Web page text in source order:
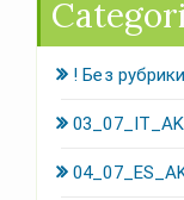
! Без рубрики